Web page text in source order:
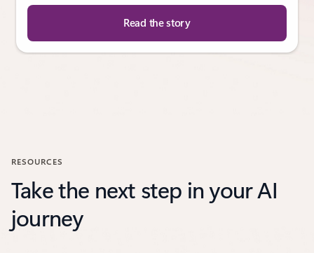
Read the story
RESOURCES
Take the next step in your AI
journey